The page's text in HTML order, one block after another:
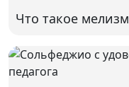
Что такое